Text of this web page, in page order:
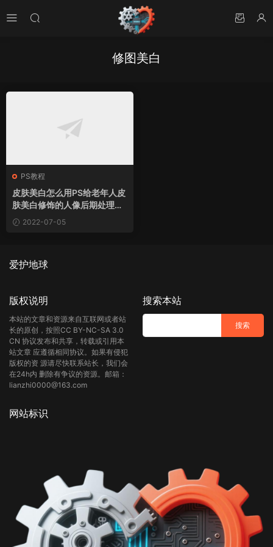
修图美白
PS教程
皮肤美白怎么用PS给老年人皮
肤美白修饰的人像后期处理教
学photoshop教程
2022-07-05
爱护地球
版权说明
本站的文章和资源来自互联网或者站
长的原创，按照CC BY-NC-SA 3.0
CN 协议发布和共享，转载或引用本
站文章 应遵循相同协议。如果有侵犯
版权的资 源请尽快联系站长，我们会
在24h内 删除有争议的资源。邮箱：
lianzhi0000@163.com
搜索本站
网站标识